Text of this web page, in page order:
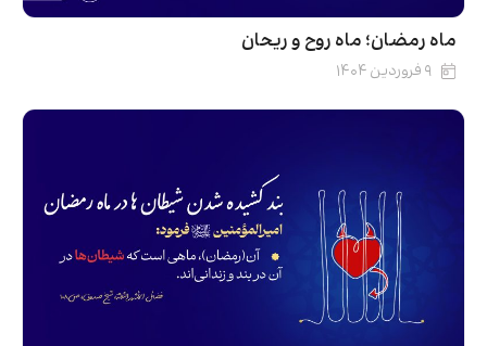
ماه رمضان؛ ماه روح و ریحان
۹ فروردین ۱۴۰۴